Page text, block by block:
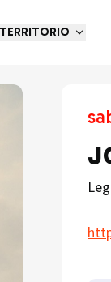
TERRITORIO